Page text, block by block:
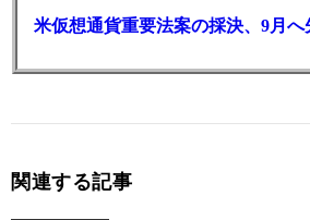
関連する記事